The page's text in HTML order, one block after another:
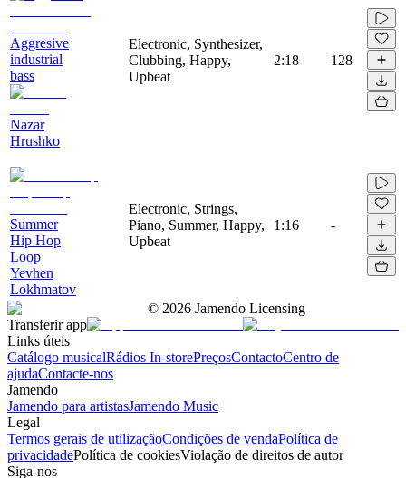
Aggresive
industrial
bass
Nazar
Hrushko
Electronic, Synthesizer,
Clubbing, Happy,
Upbeat
2:18 128
Summer
Hip Hop
Loop
Yevhen
Lokhmatov
Electronic, Strings,
Piano, Summer, Happy,
Upbeat
1:16 -
© 2026 Jamendo Licensing
Transferir app
Links úteis
Catálogo musicalRádios In-storePreçosContactoCentro de
ajudaContacte-nos
Jamendo
Jamendo para artistasJamendo Music
Legal
Termos gerais de utilizaçãoCondições de vendaPolítica de
privacidadePolítica de cookiesViolação de direitos de autor
Siga-nos